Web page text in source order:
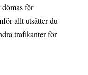
dömas för
allt utsätter du
trafikanter för